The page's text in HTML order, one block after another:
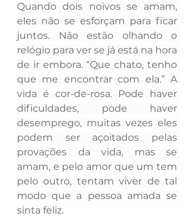
Quando dois noivos se amam,
eles não se esforçam para ficar
juntos. Não estão olhando o
relógio para ver se já está na hora
de ir embora. “Que chato, tenho
que me encontrar com ela.” A
vida é cor-de-rosa. Pode haver
dificuldades, pode haver
desemprego, muitas vezes eles
podem ser açoitados pelas
provações da vida, mas se
amam, e pelo amor que um tem
pelo outro, tentam viver de tal
modo que a pessoa amada se
sinta feliz.